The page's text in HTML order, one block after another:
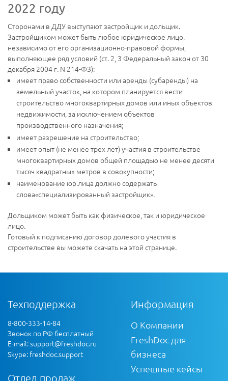
2022 году
Сторонами в ДДУ выступают застройщик и дольщик.
Застройщиком может быть любое юридическое лицо,
независимо от его организационно-правовой формы,
выполняющее ряд условий (ст. 2, 3 Федеральный закон от 30
декабря 2004 г. N 214-ФЗ):
имеет право собственности или аренды (субаренды) на
земельный участок, на котором планируется вести
строительство многоквартирных домов или иных объектов
недвижимости, за исключением объектов
производственного назначения;
имеет разрешение на строительство;
имеет опыт (не менее трех лет) участия в строительстве
многоквартирных домов общей площадью не менее десяти
тысяч квадратных метров в совокупности;
наименование юр.лица должно содержать
слова«специализированный застройщик».
Дольщиком может быть как физическое, так и юридическое
лицо.
Готовый к подписанию договор долевого участия в
строительстве вы можете скачать на этой странице.
Техподдержка
8-800-333-14-84
Звонок по РФ бесплатный
E-mail:support@freshdoc.ru
Skype: freshdoc.support
Отдел продаж
Информация
О Компании
FreshDoc для
бизнеса
Успешные кейсы